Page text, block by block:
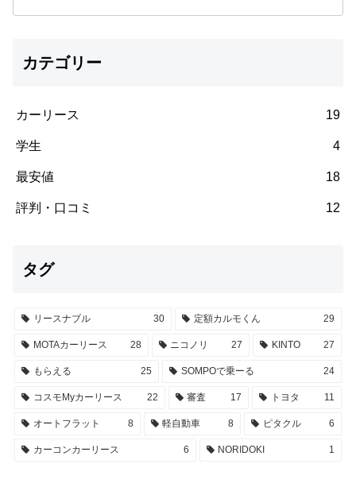
カテゴリー
カーリース 19
学生 4
最安値 18
評判・口コミ 12
タグ
リースナブル 30 定額カルモくん 29
MOTAカーリース 28 ニコノリ 27 KINTO 27
もらえる 25 SOMPOで乗ーる 24
コスモMyカーリース 22 審査 17 トヨタ 11
オートフラット 8 軽自動車 8 ピタクル 6
カーコンカーリース 6 NORIDOKI 1